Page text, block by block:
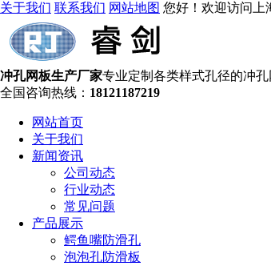
关于我们 联系我们 网站地图 您好！欢迎访问上
冲孔网板生产厂家专业定制各类样式孔径的冲孔
全国咨询热线： 18121187219
网站首页
关于我们
新闻资讯
公司动态
行业动态
常见问题
产品展示
鳄鱼嘴防滑孔
泡泡孔防滑板